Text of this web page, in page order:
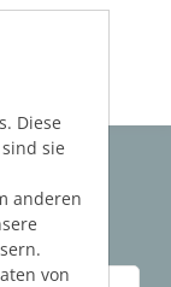
Diese
sie
anderen
von